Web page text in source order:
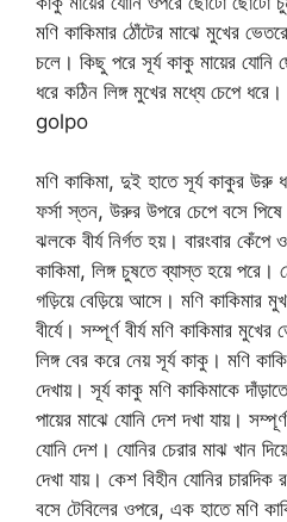
মণি কাকিমার ঠোঁটের মাঝে মুখের
চলে। কিছু পরে সূর্য কাকু মায়ের যোনি
ধরে কঠিন লিঙ্গ মুখের মধ্যে
golpo
মণি কাকিমা, দুই হাতে সূর্য কাকুর
ফর্সা স্তন, উরুর উপরে চেপে বসে পিষে
ঝলকে বীর্য নির্গত হয়। বারংবার কেঁপে
কাকিমা, লিঙ্গ চুষতে ব্যাস্ত হয়ে পরে।
গড়িয়ে বেড়িয়ে আসে। মণি কাকিমার
বীর্যে। সম্পূর্ণ বীর্য মণি কাকিমার
লিঙ্গ বের করে নেয় সূর্য কাকু। মণি
দেখায়। সূর্য কাকু মণি কাকিমাকে
পায়ের মাঝে যোনি দেশ দখা যায়।
যোনি দেশ। যোনির চেরার মাঝ খান
দেখা যায়। কেশ বিহীন যোনির
বসে টেবিলের ওপরে, এক হাতে মণি